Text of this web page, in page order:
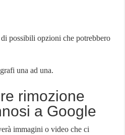
possibili opzioni che potrebbero
una ad una.
rimozione
a Google
immagini o video che ci